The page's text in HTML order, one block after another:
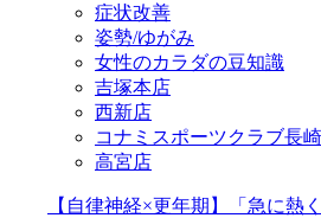
症状改善
姿勢/ゆがみ
女性のカラダの豆知識
吉塚本店
西新店
コナミスポーツクラブ長
高宮店
【自律神経×更年期】「急に熱